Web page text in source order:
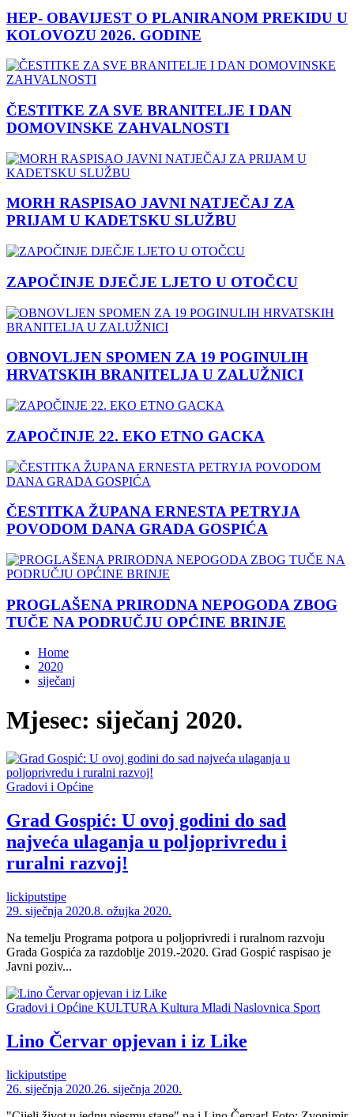
HEP- OBAVIJEST O PLANIRANOM PREKIDU U
KOLOVOZU 2026. GODINE
ČESTITKE ZA SVE BRANITELJE I DAN
DOMOVINSKE ZAHVALNOSTI
MORH RASPISAO JAVNI NATJEČAJ ZA
PRIJAM U KADETSKU SLUŽBU
ZAPOČINJE DJEČJE LJETO U OTOČCU
OBNOVLJEN SPOMEN ZA 19 POGINULIH
HRVATSKIH BRANITELJA U ZALUŽNICI
ZAPOČINJE 22. EKO ETNO GACKA
ČESTITKA ŽUPANA ERNESTA PETRYJA
POVODOM DANA GRADA GOSPIĆA
PROGLAŠENA PRIRODNA NEPOGODA ZBOG
TUČE NA PODRUČJU OPĆINE BRINJE
Home
2020
siječanj
Mjesec: siječanj 2020.
Gradovi i Općine
Grad Gospić: U ovoj godini do sad
najveća ulaganja u poljoprivredu i
ruralni razvoj!
lickiputstipe
29. siječnja 2020.8. ožujka 2020.
Na temelju Programa potpora u poljoprivredi i ruralnom razvoju
Grada Gospića za razdoblje 2019.-2020. Grad Gospić raspisao je
Javni poziv...
Gradovi i Općine KULTURA Kultura Mladi Naslovnica Sport
Lino Červar opjevan i iz Like
lickiputstipe
26. siječnja 2020.26. siječnja 2020.